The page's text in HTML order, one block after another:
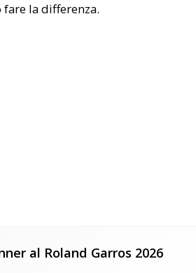
la differenza.
al Roland Garros 2026